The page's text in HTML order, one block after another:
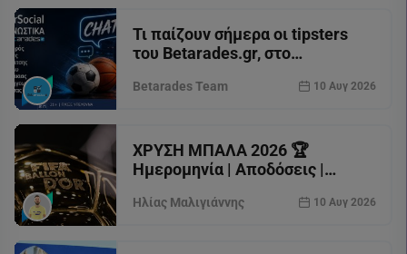
Τι παίζουν σήμερα οι tipsters
του Betarades.gr, στο
Betarades Team 10 Αυγ 2026
ΧΡΥΣΗ ΜΠΑΛΑ 2026 🏆
Ημερομηνία | Αποδόσεις |
Ηλίας Μαλιγιάννης 10 Αυγ 2026